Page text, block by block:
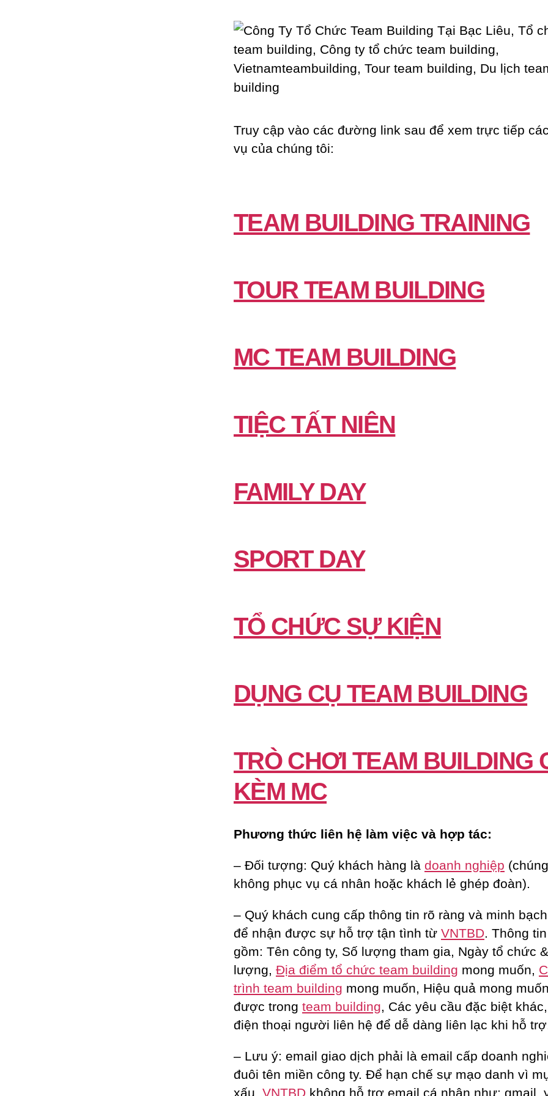
Truy cập vào các đường link sau để xem trực tiếp
vụ của chúng tôi:
TEAM BUILDING TRAINING
TOUR TEAM BUILDING
MC TEAM BUILDING
TIỆC TẤT NIÊN
FAMILY DAY
SPORT DAY
TỔ CHỨC SỰ KIỆN
DỤNG CỤ TEAM BUILDING
TRÒ CHƠI TEAM BUILDING
KÈM MC
Phương thức liên hệ làm việc và hợp tác:
– Đối tượng: Quý khách hàng là doanh nghiệp
không phục vụ cá nhân hoặc khách lẻ ghép đoàn).
– Quý khách cung cấp thông tin rõ ràng và minh
để nhận được sự hỗ trợ tận tình từ VNTBD . Thông
gồm: Tên công ty, Số lượng tham gia, Ngày tổ chức
lượng, Địa điểm tổ chức team building mong muốn,
trình team building mong muốn, Hiệu quả mong
được trong team building , Các yêu cầu đặc biệt
điện thoại người liên hệ để dễ dàng liên lạc khi hỗ
– Lưu ý: email giao dịch phải là email cấp doanh
đuôi tên miền công ty. Để hạn chế sự mạo danh vì
xấu, VNTBD không hỗ trợ email cá nhân như: gmail,